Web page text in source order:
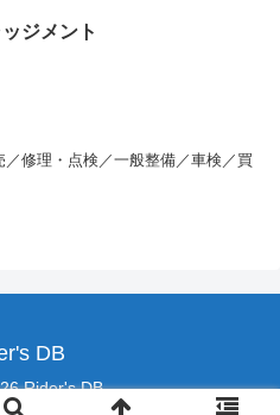
ジメント
修理・点検／一般整備／車検／買
DB
Rider's DB.